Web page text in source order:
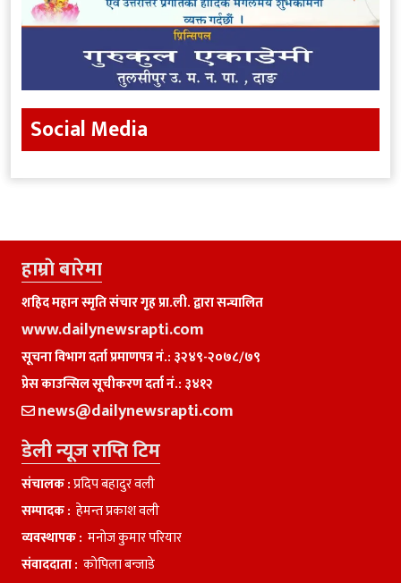
Social Media
हाम्राे बारेमा
शहिद महान स्मृति संचार गृह प्रा.ली. द्वारा सन्चालित
www.dailynewsrapti.com
सूचना विभाग दर्ता प्रमाणपत्र नं.: ३२४९-२०७८/७९
प्रेस काउन्सिल सूचीकरण दर्ता नं.: ३४१२
news@dailynewsrapti.com
डेली न्यूज राप्ति टिम
संचालक :प्रदिप बहादुर वली
सम्पादक : हेमन्त प्रकाश वली
व्यवस्थापक : मनाेज कुमार परियार
संवाददाता : काेपिला बन्जाडे